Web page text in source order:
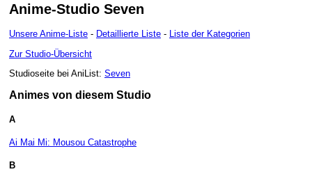
Anime-Studio Seven
Unsere Anime-Liste - Detaillierte Liste - Liste der Kategorien
Zur Studio-Übersicht
Studioseite bei AniList: Seven
Animes von diesem Studio
A
Ai Mai Mi: Mousou Catastrophe
B